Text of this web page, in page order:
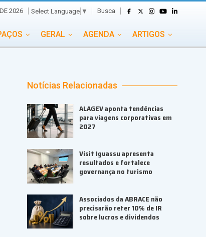
2026 Select Language ▼ Busca
GERAL AGENDA ARTIGOS
PORTAL EVENTOS TV TRANSPORTES
TURISMO VAI E VEM
Notícias Relacionadas
ALAGEV aponta tendências
para viagens corporativas em
2027
Visit Iguassu apresenta
resultados e fortalece
governança no turismo
Associados da ABRACE não
precisarão reter 10% de IR
sobre lucros e dividendos